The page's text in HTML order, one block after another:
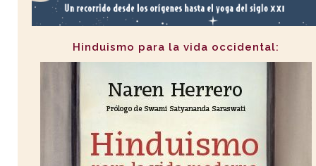
Hinduismo para la vida occidental: